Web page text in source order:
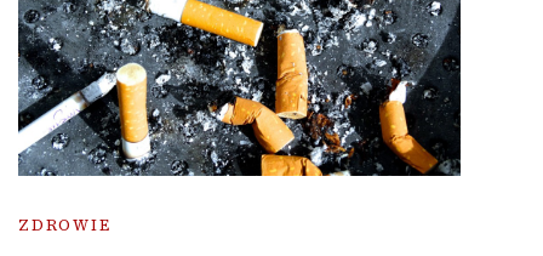
ZDROWIE